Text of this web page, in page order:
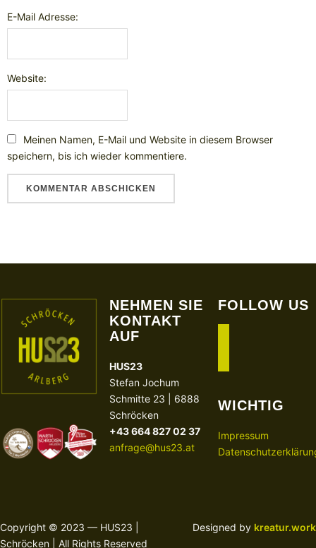
E-Mail Adresse:
Website:
Meinen Namen, E-Mail und Website in diesem Browser
speichern, bis ich wieder kommentiere.
NEHMEN SIE
KONTAKT
AUF
HUS23
Stefan Jochum
Schmitte 23 | 6888
Schröcken
+43 664 827 02 37
anfrage@hus23.at
FOLLOW US
WICHTIG
Impressum
Copyright © 2023 — HUS23 |
Schröcken | All Rights Reserved
Designed by kreatur.work